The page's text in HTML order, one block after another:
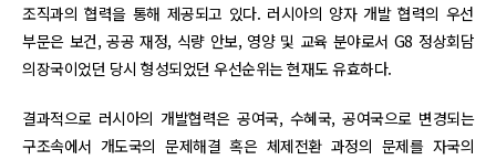
조직과의 협력을 통해 제공되고 있다. 러시아의 양자 개발 협력의 우선
부문은 보건, 공공 재정, 식량 안보, 영양 및 교육 분야로서 G8 정상회담
의장국이었던 당시 형성되었던 우선순위는 현재도 유효하다.
결과적으로 러시아의 개발협력은 공여국, 수혜국, 공여국으로 변경되는
구조속에서 개도국의 문제해결 혹은 체제전환 과정의 문제를 자국의